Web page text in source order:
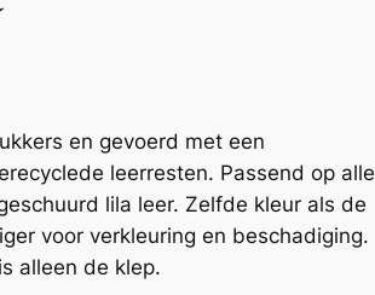
en gevoerd met een
leerresten. Passend op alle
lila leer. Zelfde kleur als de
voor verkleuring en beschadiging.
alleen de klep.